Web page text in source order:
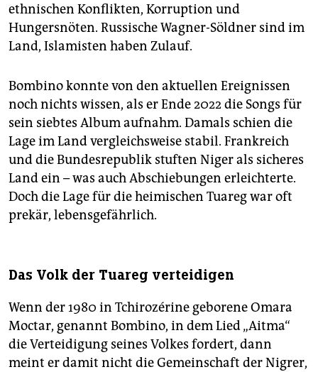
ethnischen Konflikten, Korruption und
Hungersnöten. Russische Wagner-Söldner sind im
Land, Islamisten haben Zulauf.
Bombino konnte von den aktuellen Ereignissen
noch nichts wissen, als er Ende 2022 die Songs für
sein siebtes Album aufnahm. Damals schien die
Lage im Land vergleichsweise stabil. Frankreich
und die Bundesrepublik stuften Niger als sicheres
Land ein – was auch Abschiebungen erleichterte.
Doch die Lage für die heimischen Tuareg war oft
prekär, lebensgefährlich.
Das Volk der Tuareg verteidigen
Wenn der 1980 in Tchirozérine geborene Omara
Moctar, genannt Bombino, in dem Lied „Aitma“
die Verteidigung seines Volkes fordert, dann
meint er damit nicht die Gemeinschaft der Nigrer,